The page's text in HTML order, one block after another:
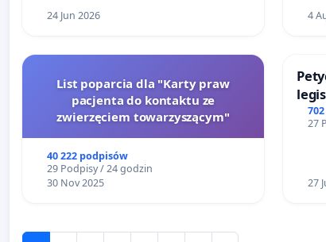
24 Jun 2026 4
List poparcia dla "Karty praw
pacjenta do kontaktu ze
zwierzęciem towarzyszącym"
40 222 podpisów
29 Podpisy / 24 godzin
30 Nov 2025
27
27